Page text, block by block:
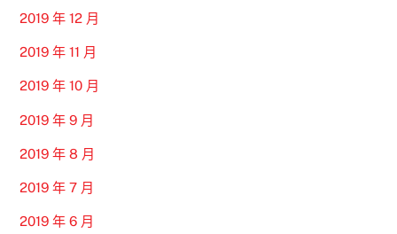
2019 年 12 月
2019 年 11 月
2019 年 10 月
2019 年 9 月
2019 年 8 月
2019 年 7 月
2019 年 6 月